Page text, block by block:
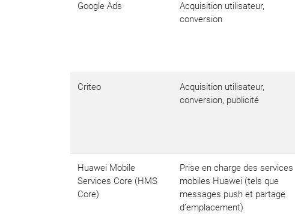
Google Ads
Acquisition utilisateur,
conversion
Criteo
Acquisition utilisateur,
conversion, publicité
Huawei Mobile
Services Core (HMS
Core)
Prise en charge des services
mobiles Huawei (tels que
messages push et partage
d’emplacement)